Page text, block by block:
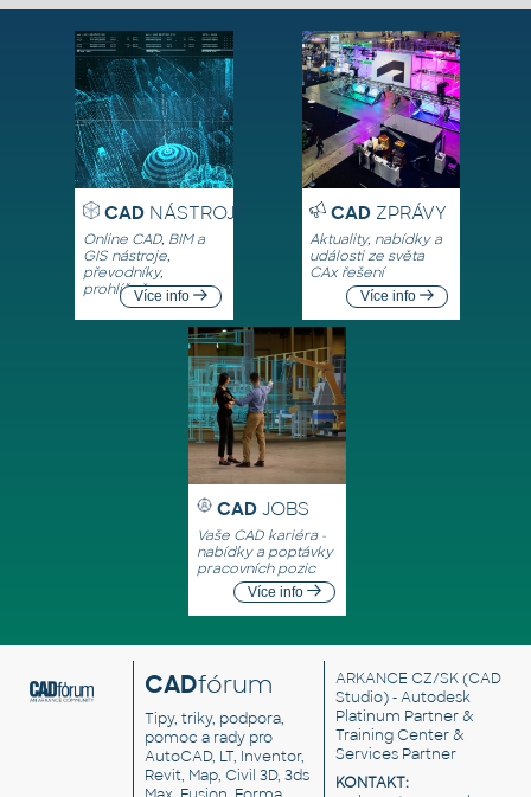
CADNÁSTROJE
Online CAD, BIM a
GIS nástroje,
převodníky,
prohlížečeVíce info
CADZPRÁVY
Aktuality, nabídky a
události ze světa
CAx řešení
Více info
CAD JOBS
Vaše CAD kariéra -
nabídky a poptávky
pracovních pozic
Více info
CADfórum
Tipy, triky, podpora,
pomoc a rady pro
AutoCAD, LT, Inventor,
Revit, Map, Civil 3D, 3ds
ARKANCE CZ/SK(CAD
Studio) - Autodesk
Platinum Partner &
Training Center &
Services Partner
KONTAKT: